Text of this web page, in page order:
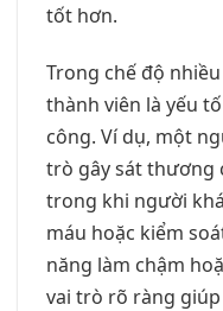
tốt hơn.
Trong chế độ
thành viên là yếu
công. Ví dụ, một
trò gây sát thương
trong khi người
máu hoặc kiểm
năng làm chậm
vai trò rõ ràng